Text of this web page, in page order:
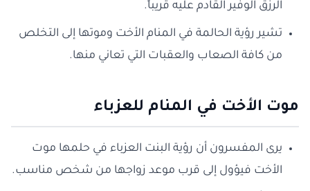
الرزق الوفير القادم عليه قريباً.
تشير رؤية الحالمة في المنام الأخت وموتها إلى التخلص
من كافة الصعاب والعقبات التي تعاني منها.
موت الأخت في المنام للعزباء
يرى المفسرون أن رؤية البنت العزباء في حلمها موت
الأخت فيؤول إلى قرب موعد زواجها من شخص مناسب.